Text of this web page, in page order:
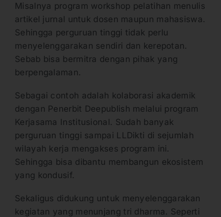
Misalnya program workshop pelatihan menulis
artikel jurnal untuk dosen maupun mahasiswa.
Sehingga perguruan tinggi tidak perlu
menyelenggarakan sendiri dan kerepotan.
Sebab bisa bermitra dengan pihak yang
berpengalaman.
Sebagai contoh adalah kolaborasi akademik
dengan Penerbit Deepublish melalui program
Kerjasama Institusional. Sudah banyak
perguruan tinggi sampai LLDikti di sejumlah
wilayah kerja mengakses program ini.
Sehingga bisa dibantu membangun ekosistem
yang kondusif.
Sekaligus didukung untuk menyelenggarakan
kegiatan yang menunjang tri dharma. Seperti